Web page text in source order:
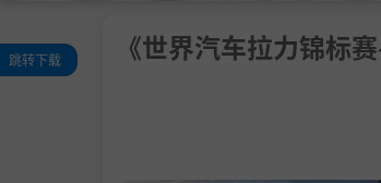
《世界汽车拉力锦标
跳转下载